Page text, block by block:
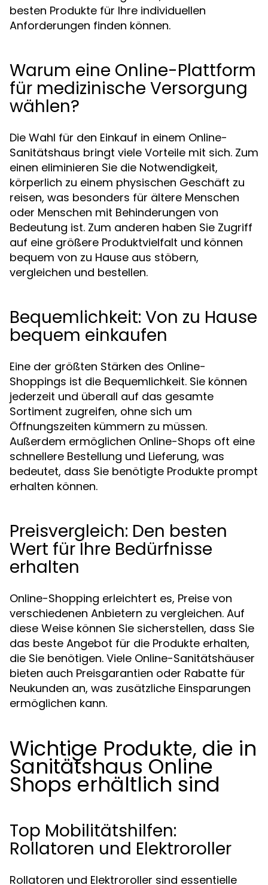
besten Produkte für Ihre individuellen
Anforderungen finden können.
Warum eine Online-Plattform
für medizinische Versorgung
wählen?
Die Wahl für den Einkauf in einem Online-
Sanitätshaus bringt viele Vorteile mit sich. Zum
einen eliminieren Sie die Notwendigkeit,
körperlich zu einem physischen Geschäft zu
reisen, was besonders für ältere Menschen
oder Menschen mit Behinderungen von
Bedeutung ist. Zum anderen haben Sie Zugriff
auf eine größere Produktvielfalt und können
bequem von zu Hause aus stöbern,
vergleichen und bestellen.
Bequemlichkeit: Von zu Hause
bequem einkaufen
Eine der größten Stärken des Online-
Shoppings ist die Bequemlichkeit. Sie können
jederzeit und überall auf das gesamte
Sortiment zugreifen, ohne sich um
Öffnungszeiten kümmern zu müssen.
Außerdem ermöglichen Online-Shops oft eine
schnellere Bestellung und Lieferung, was
bedeutet, dass Sie benötigte Produkte prompt
erhalten können.
Preisvergleich: Den besten
Wert für Ihre Bedürfnisse
erhalten
Online-Shopping erleichtert es, Preise von
verschiedenen Anbietern zu vergleichen. Auf
diese Weise können Sie sicherstellen, dass Sie
das beste Angebot für die Produkte erhalten,
die Sie benötigen. Viele Online-Sanitätshäuser
bieten auch Preisgarantien oder Rabatte für
Neukunden an, was zusätzliche Einsparungen
ermöglichen kann.
Wichtige Produkte, die in
Sanitätshaus Online
Shops erhältlich sind
Top Mobilitätshilfen:
Rollatoren und Elektroroller
Rollatoren und Elektroroller sind essentielle